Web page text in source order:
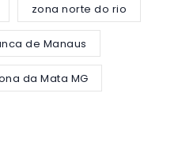
zona norte do rio
de Manaus
da Mata MG